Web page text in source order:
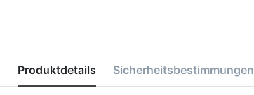
Produktdetails Sicherheitsbestimmungen